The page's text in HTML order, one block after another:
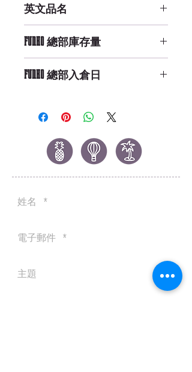
英文品名
100 - Expandalone
FUNKO 總部庫存量
FUNKO 總部入倉日